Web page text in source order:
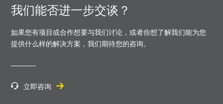
我们能否进一步交谈？
如果您有项目或合作想要与我们讨论，或者你想了解我们能为您
提供什么样的解决方案，我们期待您的咨询。
立即咨询